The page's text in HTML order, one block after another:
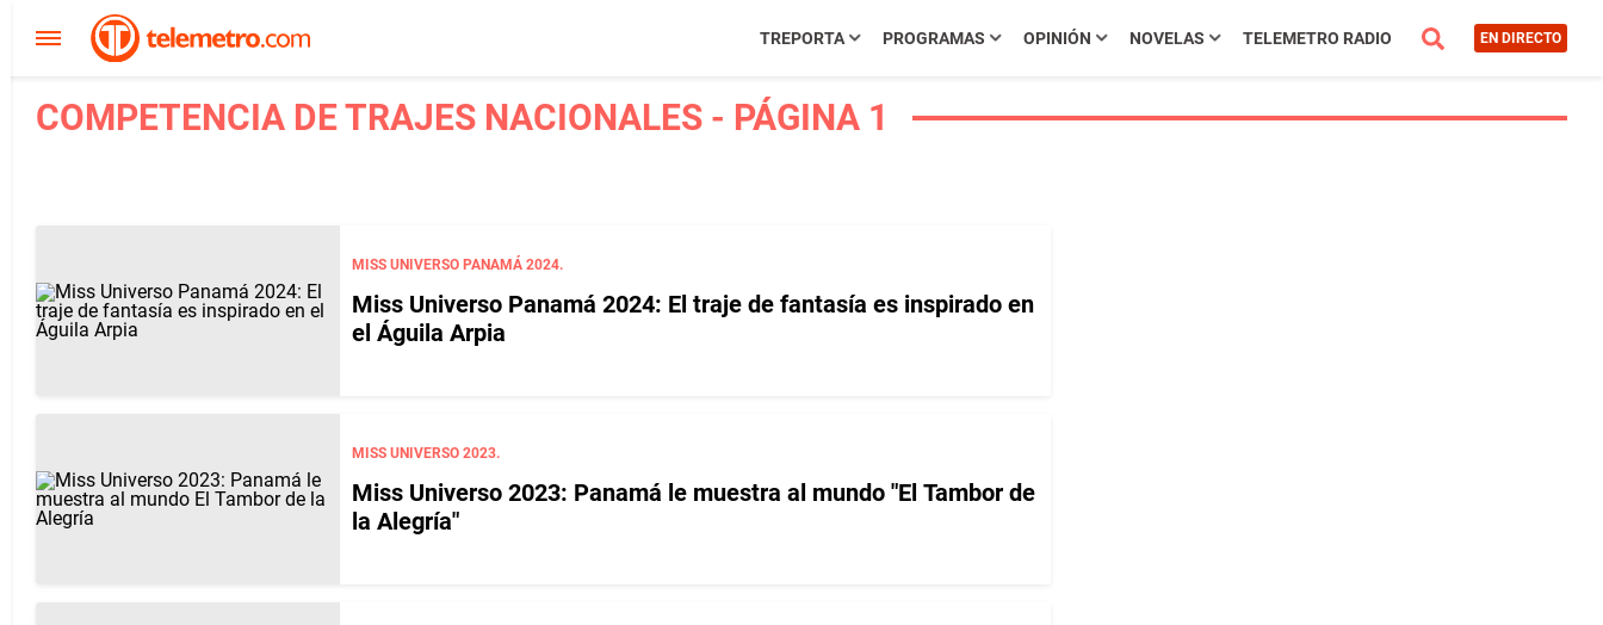
TREPORTA PROGRAMAS OPINIÓN NOVELAS TELEMETRO RADIO EN DIRECTO
COMPETENCIA DE TRAJES NACIONALES - PÁGINA 1
MISS UNIVERSO PANAMÁ 2024.
Miss Universo Panamá 2024: El traje de fantasía es inspirado en
el Águila Arpia
MISS UNIVERSO 2023.
Miss Universo 2023: Panamá le muestra al mundo "El Tambor de
la Alegría"